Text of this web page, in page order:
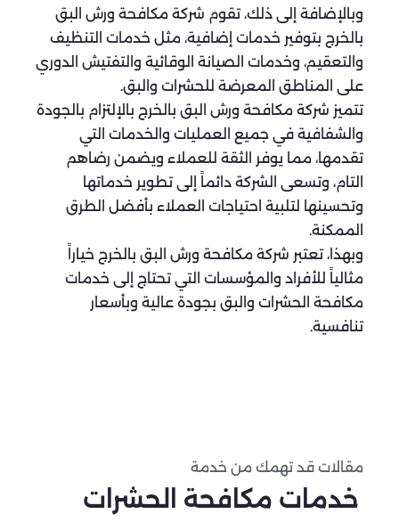
وبالإضافة إلى ذلك، تقوم شركة مكافحة ورش البق
بالخرج بتوفير خدمات إضافية، مثل خدمات التنظيف
والتعقيم، وخدمات الصيانة الوقائية والتفتيش الدوري
على المناطق المعرضة للحشرات والبق.
تتميز شركة مكافحة ورش البق بالخرج بالإلتزام بالجودة
والشفافية في جميع العمليات والخدمات التي
تقدمها، مما يوفر الثقة للعملاء ويضمن رضاهم
التام، وتسعى الشركة دائماً إلى تطوير خدماتها
وتحسينها لتلبية احتياجات العملاء بأفضل الطرق
الممكنة.
وبهذا، تعتبر شركة مكافحة ورش البق بالخرج خياراً
مثالياً للأفراد والمؤسسات التي تحتاج إلى خدمات
مكافحة الحشرات والبق بجودة عالية وبأسعار
تنافسية.
مقالات قد تهمك من خدمة
خدمات مكافحة الحشرات